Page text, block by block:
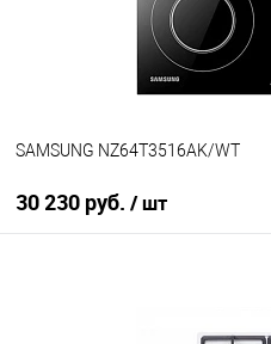
SAMSUNG NZ64T3516AK/WT
30 230 руб. / шт